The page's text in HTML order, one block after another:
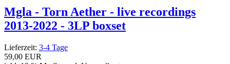
Mgla - Torn Aether - live recordings
2013-2022 - 3LP boxset
Lieferzeit: 3-4 Tage
59,00 EUR